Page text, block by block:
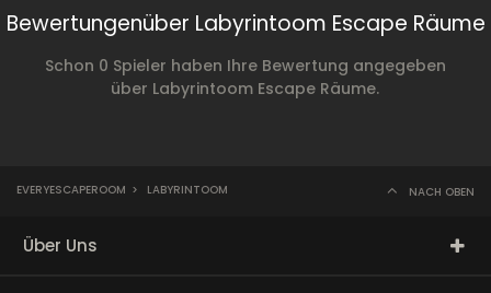
Bewertungenüber Labyrintoom Escape Räume
Schon 0 Spieler haben Ihre Bewertung angegeben
über Labyrintoom Escape Räume.
EVERYESCAPEROOM > LABYRINTOOM NACH OBEN
Über Uns